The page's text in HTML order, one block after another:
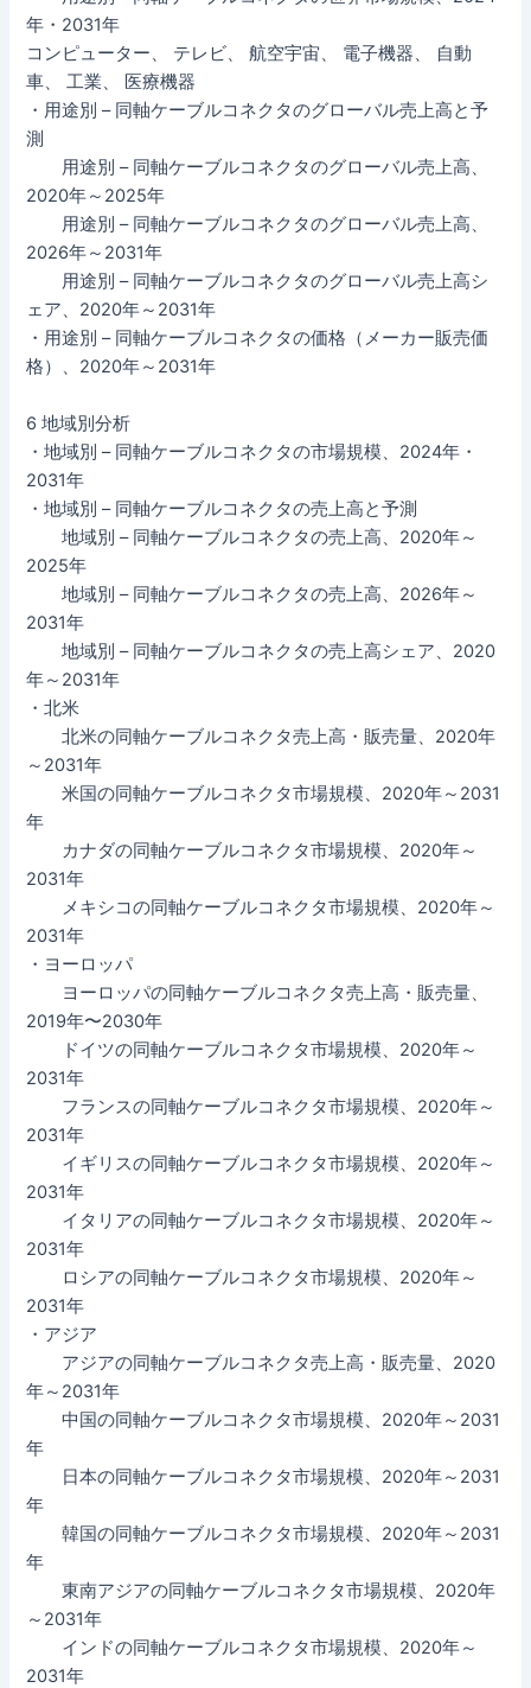
年・2031年
コンピューター、 テレビ、 航空宇宙、 電子機器、 自動
車、 工業、 医療機器
・用途別 – 同軸ケーブルコネクタのグローバル売上高と予
測
用途別 – 同軸ケーブルコネクタのグローバル売上高、
2020年～2025年
用途別 – 同軸ケーブルコネクタのグローバル売上高、
2026年～2031年
用途別 – 同軸ケーブルコネクタのグローバル売上高シ
ェア、2020年～2031年
・用途別 – 同軸ケーブルコネクタの価格（メーカー販売価
格）、2020年～2031年
6 地域別分析
・地域別 – 同軸ケーブルコネクタの市場規模、2024年・
2031年
・地域別 – 同軸ケーブルコネクタの売上高と予測
地域別 – 同軸ケーブルコネクタの売上高、2020年～
2025年
地域別 – 同軸ケーブルコネクタの売上高、2026年～
2031年
地域別 – 同軸ケーブルコネクタの売上高シェア、2020
年～2031年
・北米
北米の同軸ケーブルコネクタ売上高・販売量、2020年
～2031年
米国の同軸ケーブルコネクタ市場規模、2020年～2031
年
カナダの同軸ケーブルコネクタ市場規模、2020年～
2031年
メキシコの同軸ケーブルコネクタ市場規模、2020年～
2031年
・ヨーロッパ
ヨーロッパの同軸ケーブルコネクタ売上高・販売量、
2019年〜2030年
ドイツの同軸ケーブルコネクタ市場規模、2020年～
2031年
フランスの同軸ケーブルコネクタ市場規模、2020年～
2031年
イギリスの同軸ケーブルコネクタ市場規模、2020年～
2031年
イタリアの同軸ケーブルコネクタ市場規模、2020年～
2031年
ロシアの同軸ケーブルコネクタ市場規模、2020年～
2031年
・アジア
アジアの同軸ケーブルコネクタ売上高・販売量、2020
年～2031年
中国の同軸ケーブルコネクタ市場規模、2020年～2031
年
日本の同軸ケーブルコネクタ市場規模、2020年～2031
年
韓国の同軸ケーブルコネクタ市場規模、2020年～2031
年
東南アジアの同軸ケーブルコネクタ市場規模、2020年
～2031年
インドの同軸ケーブルコネクタ市場規模、2020年～
2031年